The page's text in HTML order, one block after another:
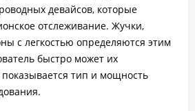
девайсов, которые
отслеживание. Жучки,
с легкостью определяются этим
быстро может их
тип и мощность